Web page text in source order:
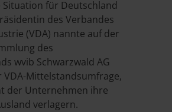
für Deutschland
des Verbandes
(VDA) nannte auf der
des
wvib Schwarzwald AG
VDA-Mittelstandsumfrage,
der Unternehmen ihre
verlagern.